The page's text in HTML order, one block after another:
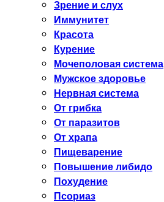
Зрение и слух
Иммунитет
Красота
Курение
Мочеполовая система
Мужское здоровье
Нервная система
От грибка
От паразитов
От храпа
Пищеварение
Повышение либидо
Похудение
Псориаз